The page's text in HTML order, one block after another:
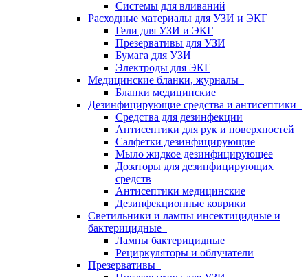
Системы для вливаний
Расходные материалы для УЗИ и ЭКГ
Гели для УЗИ и ЭКГ
Презервативы для УЗИ
Бумага для УЗИ
Электроды для ЭКГ
Медицинские бланки, журналы
Бланки медицинские
Дезинфицирующие средства и антисептики
Средства для дезинфекции
Антисептики для рук и поверхностей
Салфетки дезинфицирующие
Мыло жидкое дезинфицирующее
Дозаторы для дезинфицирующих
средств
Антисептики медицинские
Дезинфекционные коврики
Светильники и лампы инсектицидные и
бактерицидные
Лампы бактерицидные
Рециркуляторы и облучатели
Презервативы